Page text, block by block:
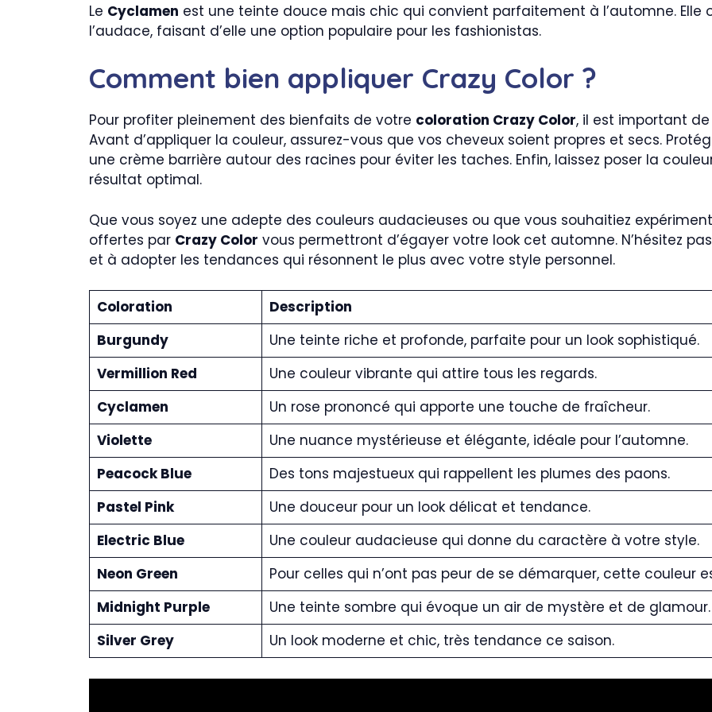
Le Cyclamen est une teinte douce mais chic qui convient parfaitement à l’automne. Elle
l’audace, faisant d’elle une option populaire pour les fashionistas.
Comment bien appliquer Crazy Color ?
Pour profiter pleinement des bienfaits de votre coloration Crazy Color, il est important
Avant d’appliquer la couleur, assurez-vous que vos cheveux soient propres et secs.
une crème barrière autour des racines pour éviter les taches. Enfin, laissez poser la
résultat optimal.
Que vous soyez une adepte des couleurs audacieuses ou que vous souhaitiez
offertes par Crazy Color vous permettront d’égayer votre look cet automne. N’hésitez
et à adopter les tendances qui résonnent le plus avec votre style personnel.
Coloration
Description
Burgundy
Une teinte riche et profonde, parfaite pour un look sophistiqué.
Vermillion Red
Une couleur vibrante qui attire tous les regards.
Cyclamen
Un rose prononcé qui apporte une touche de fraîcheur.
Violette
Une nuance mystérieuse et élégante, idéale pour l’automne.
Peacock Blue
Des tons majestueux qui rappellent les plumes des paons.
Pastel Pink
Une douceur pour un look délicat et tendance.
Electric Blue
Une couleur audacieuse qui donne du caractère à votre style.
Neon Green
Pour celles qui n’ont pas peur de se démarquer, cette couleur
Midnight Purple
Une teinte sombre qui évoque un air de mystère et de glamour.
Silver Grey
Un look moderne et chic, très tendance ce saison.